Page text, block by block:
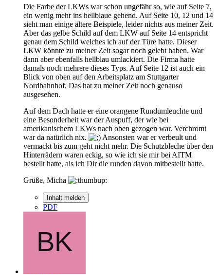
Die Farbe der LKWs war schon ungefähr so, wie auf Seite 7,
ein wenig mehr ins hellblaue gehend. Auf Seite 10, 12 und 14
sieht man einige ältere Beispiele, leider nichts aus meiner Zeit.
Aber das gelbe Schild auf dem LKW auf Seite 14 entspricht
genau dem Schild welches ich auf der Türe hatte. Dieser
LKW könnte zu meiner Zeit sogar noch gelebt haben. War
dann aber ebenfalls hellblau umlackiert. Die Firma hatte
damals noch mehrere dieses Typs. Auf Seite 12 ist auch ein
Blick von oben auf den Arbeitsplatz am Stuttgarter
Nordbahnhof. Das hat zu meiner Zeit noch genauso
ausgesehen.
Auf dem Dach hatte er eine orangene Rundumleuchte und
eine Besonderheit war der Auspuff, der wie bei
amerikanischem LKWs nach oben gezogen war. Verchromt
war da natürlich nix.
Ansonsten war er verbeult und
vermackt bis zum geht nicht mehr. Die Schutzbleche über den
Hinterrädern waren eckig, so wie ich sie mir bei AITM
bestellt hatte, als ich Dir die runden davon mitbestellt hatte.
Grüße, Micha
Inhalt melden
PDF